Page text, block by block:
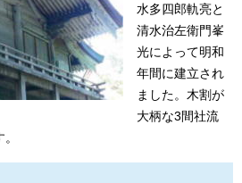
水多四郎軌亮と
清水治左衛門峯
光によって明和
年間に建立され
ました。木割が
大柄な3間社流